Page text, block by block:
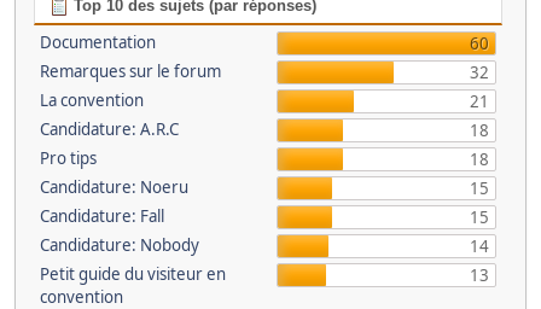
Top 10 des sujets (par réponses)
Documentation
60
Remarques sur le forum
32
La convention
21
Candidature: A.R.C
18
Pro tips
18
Candidature: Noeru
15
Candidature: Fall
15
Candidature: Nobody
14
Petit guide du visiteur en
convention
13